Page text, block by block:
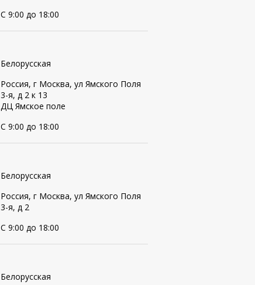
С 9:00 до 18:00
Белорусская
Россия, г Москва, ул Ямского Поля
3-я, д 2 к 13
ДЦ Ямское поле
С 9:00 до 18:00
Белорусская
Россия, г Москва, ул Ямского Поля
3-я, д 2
С 9:00 до 18:00
Белорусская